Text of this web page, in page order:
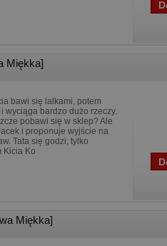
Miękka]
bawi się lalkami, potem
wyciąga bardzo dużo rzeczy.
pobawi się w sklep? Ale
i proponuje wyjście na
Tata się godzi, tylko
Kicia Ko
Miękka]